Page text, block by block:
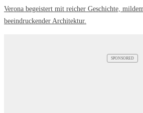
Verona begeistert mit reicher Geschichte,
beeindruckender Architektur.
SPONSORED